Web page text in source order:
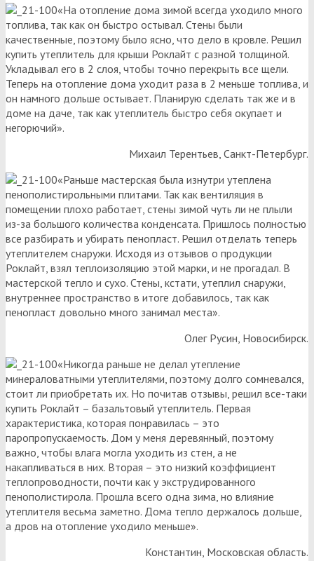
«На отопление дома зимой всегда уходило много
топлива, так как он быстро остывал. Стены были
качественные, поэтому было ясно, что дело в кровле. Решил
купить утеплитель для крыши Роклайт с разной толщиной.
Укладывал его в 2 слоя, чтобы точно перекрыть все щели.
Теперь на отопление дома уходит раза в 2 меньше топлива, и
он намного дольше остывает. Планирую сделать так же и в
доме на даче, так как утеплитель быстро себя окупает и
негорючий».
Михаил Терентьев, Санкт-Петербург.
«Раньше мастерская была изнутри утеплена
пенополистирольными плитами. Так как вентиляция в
помещении плохо работает, стены зимой чуть ли не плыли
из-за большого количества конденсата. Пришлось полностью
все разбирать и убирать пенопласт. Решил отделать теперь
утеплителем снаружи. Исходя из отзывов о продукции
Роклайт, взял теплоизоляцию этой марки, и не прогадал. В
мастерской тепло и сухо. Стены, кстати, утеплил снаружи,
внутреннее пространство в итоге добавилось, так как
пенопласт довольно много занимал места».
Олег Русин, Новосибирск.
«Никогда раньше не делал утепление
минераловатными утеплителями, поэтому долго сомневался,
стоит ли приобретать их. Но почитав отзывы, решил все-таки
купить Роклайт – базальтовый утеплитель. Первая
характеристика, которая понравилась – это
паропропускаемость. Дом у меня деревянный, поэтому
важно, чтобы влага могла уходить из стен, а не
накапливаться в них. Вторая – это низкий коэффициент
теплопроводности, почти как у экструдированного
пенополистирола. Прошла всего одна зима, но влияние
утеплителя весьма заметно. Дома тепло держалось дольше,
а дров на отопление уходило меньше».
Константин, Московская область.